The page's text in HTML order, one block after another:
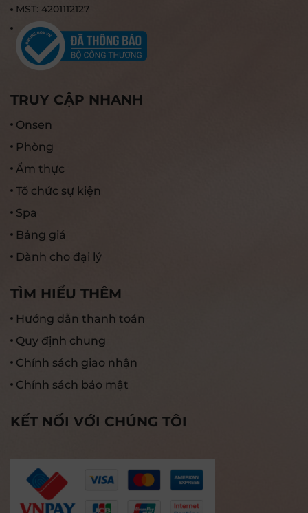
MST: 4201112127
TRUY CẬP NHANH
Onsen
Phòng
Ẩm thực
Tổ chức sự kiện
Spa
Bảng giá
Dành cho đại lý
TÌM HIỂU THÊM
Hướng dẫn thanh toán
Quy định chung
Chính sách giao nhận
Chính sách bảo mật
KẾT NỐI VỚI CHÚNG TÔI